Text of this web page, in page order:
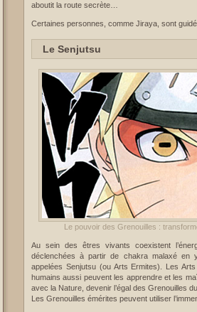
aboutit la route secrète…
Certaines personnes, comme Jiraya, sont
Le Senjutsu
Le pouvoir des Grenouilles :
Au sein des êtres vivants coexistent
déclenchées à partir de chakra malaxé en y
appelées Senjutsu (ou Arts Ermites). Les
humains aussi peuvent les apprendre et les
avec la Nature, devenir l’égal des Grenouilles
Les Grenouilles émérites peuvent utiliser